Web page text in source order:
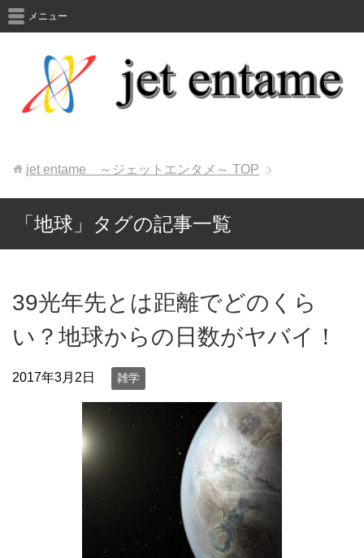
メニュー
jet entame ～ジェットエンタメ～ TOP
「地球」タグの記事一覧
39光年先とは距離でどのくら
い？地球からの日数がヤバイ！
2017年3月2日 雑学